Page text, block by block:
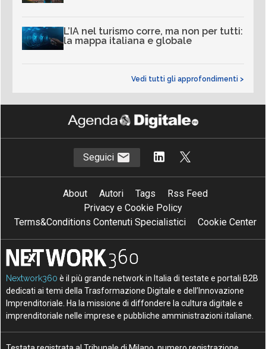
L’IA nel turismo corre, ma non per tutti:
la mappa italiana e globale
Vedi tutti gli approfondimenti >
Seguici
About Autori Tags
Rss Feed
Privacy e Cookie Policy
Terms&Conditions Contenuti Specialistici
Cookie Center
Nextwork360 è il più grande network in Italia di testate e portali B2B
dedicati ai temi della Trasformazione Digitale e dell’Innovazione
Imprenditoriale. Ha la missione di diffondere la cultura digitale e
imprenditoriale nelle imprese e pubbliche amministrazioni italiane.